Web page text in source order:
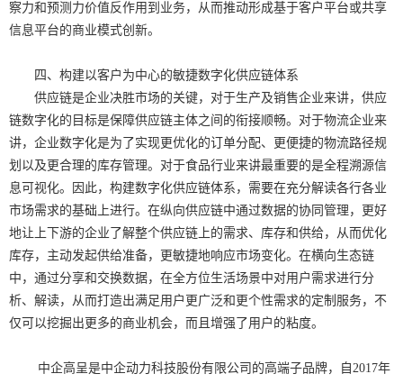
察力和预测力价值反作用到业务，从而推动形成基于客户平台或共享
信息平台的商业模式创新。
四、构建以客户为中心的敏捷数字化供应链体系
供应链是企业决胜市场的关键，对于生产及销售企业来讲，供应
链数字化的目标是保障供应链主体之间的衔接顺畅。对于物流企业来
讲，企业数字化是为了实现更优化的订单分配、更便捷的物流路径规
划以及更合理的库存管理。对于食品行业来讲最重要的是全程溯源信
息可视化。因此，构建数字化供应链体系，需要在充分解读各行各业
市场需求的基础上进行。在纵向供应链中通过数据的协同管理，更好
地让上下游的企业了解整个供应链上的需求、库存和供给，从而优化
库存，主动发起供给准备，更敏捷地响应市场变化。在横向生态链
中，通过分享和交换数据，在全方位生活场景中对用户需求进行分
析、解读，从而打造出满足用户更广泛和更个性需求的定制服务，不
仅可以挖掘出更多的商业机会，而且增强了用户的粘度。
中企高呈是中企动力科技股份有限公司的高端子品牌，自2017年